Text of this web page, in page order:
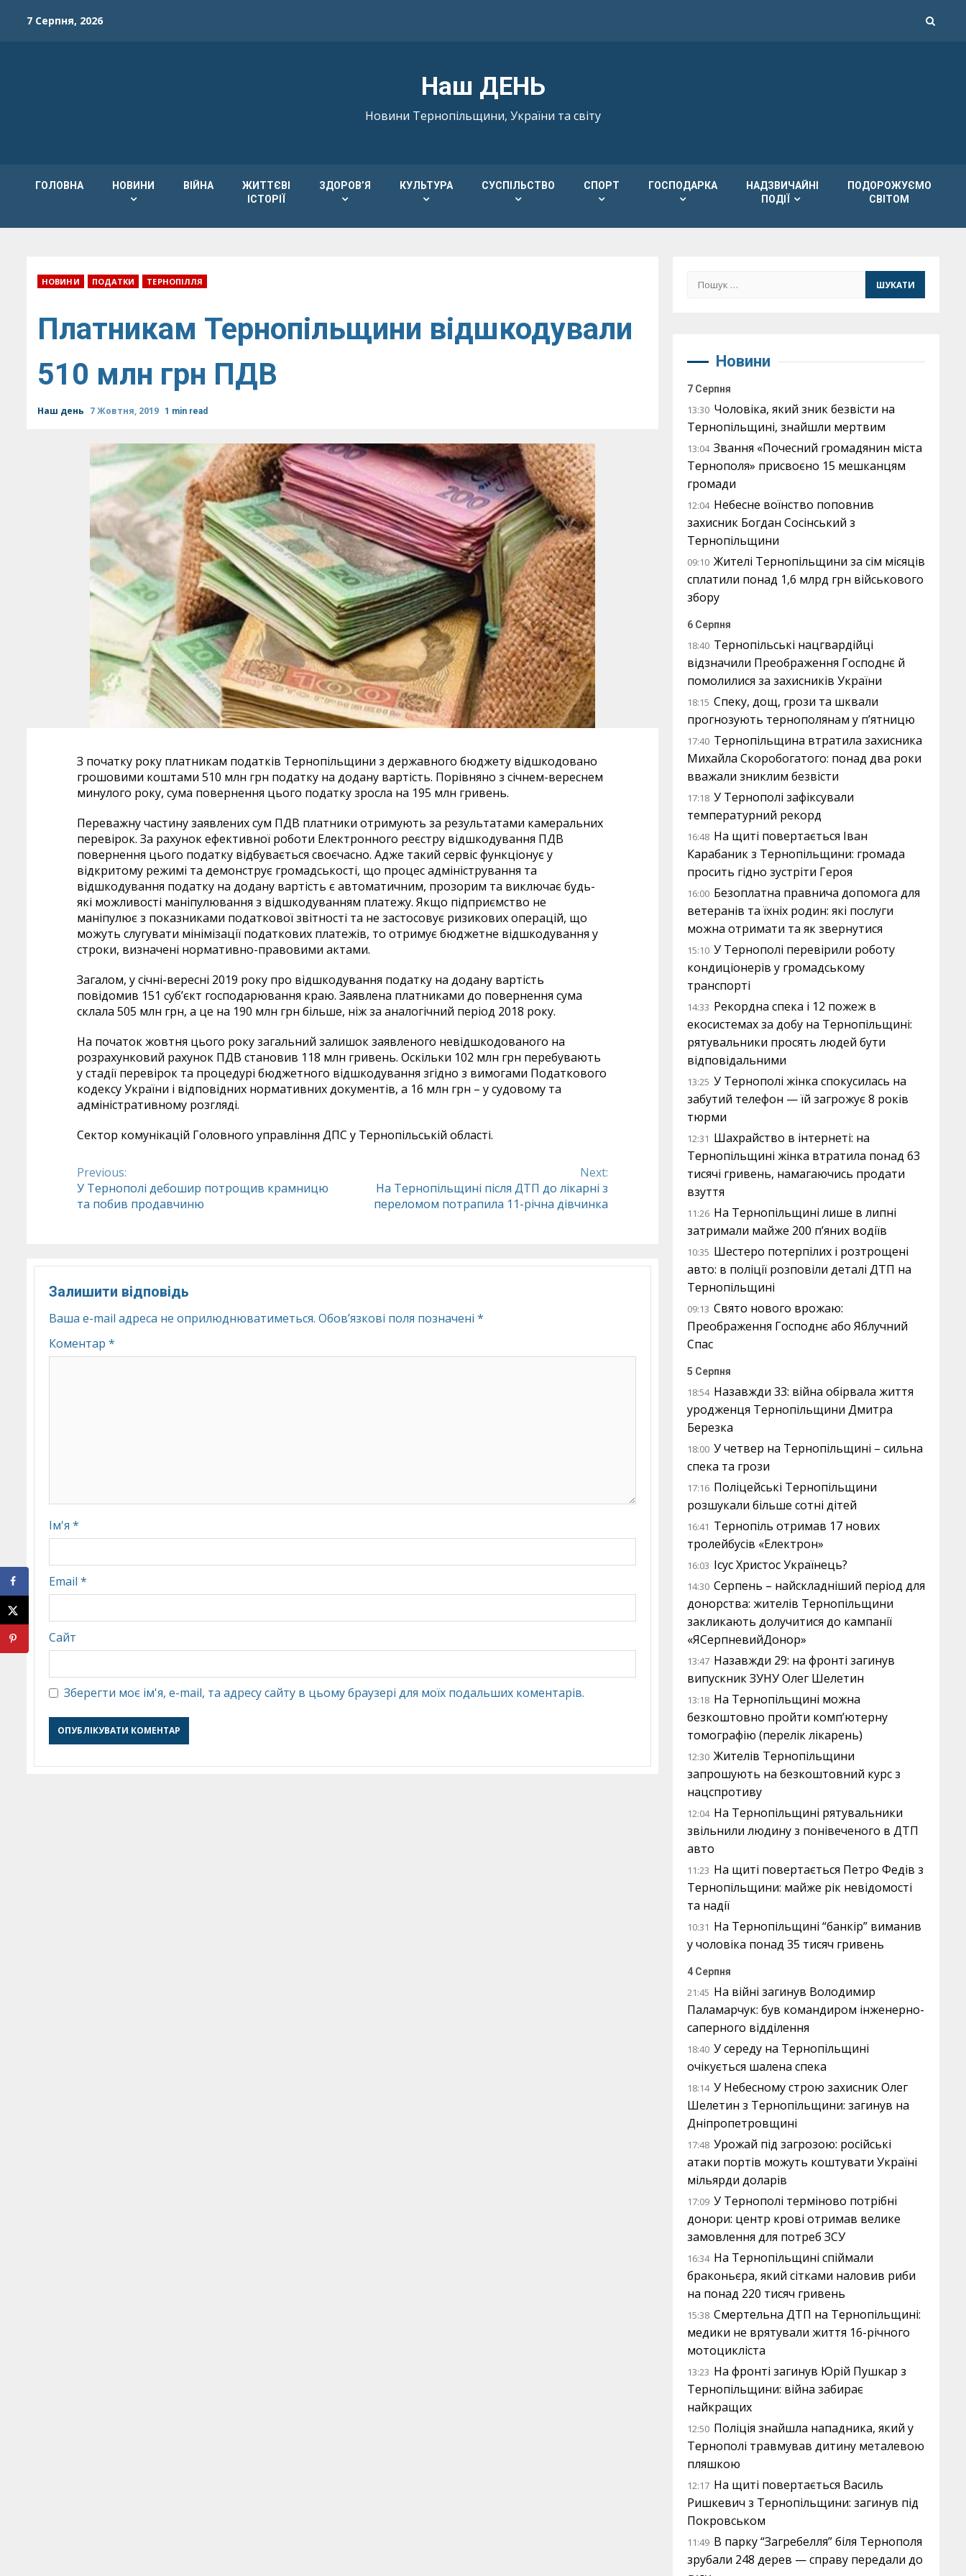
7 Серпня, 2026
Наш ДЕНЬ
Новини Тернопільщини, України та світу
ГОЛОВНА НОВИНИ ВІЙНА
ЖИТТЄВІ
ІСТОРІЇ
ЗДОРОВ’Я КУЛЬТУРА СУСПІЛЬСТВО СПОРТ ГОСПОДАРКА
НАДЗВИЧАЙНІ
ПОДІЇ
ПОДОРОЖУЄМО
СВІТОМ
НОВИНИ ПОДАТКИ ТЕРНОПІЛЛЯ
Платникам Тернопільщини відшкодували
510 млн грн ПДВ
Наш день 7 Жовтня, 2019 1 min read
З початку року платникам податків Тернопільщини з державного бюджету відшкодовано
грошовими коштами 510 млн грн податку на додану вартість. Порівняно з січнем-вереснем
минулого року, сума повернення цього податку зросла на 195 млн гривень.
Переважну частину заявлених сум ПДВ платники отримують за результатами камеральних
перевірок. За рахунок ефективної роботи Електронного реєстру відшкодування ПДВ
повернення цього податку відбувається своєчасно. Адже такий сервіс функціонує у
відкритому режимі та демонструє громадськості, що процес адміністрування та
відшкодування податку на додану вартість є автоматичним, прозорим та виключає будь-
які можливості маніпулювання з відшкодуванням платежу. Якщо підприємство не
маніпулює з показниками податкової звітності та не застосовує ризикових операцій, що
можуть слугувати мінімізації податкових платежів, то отримує бюджетне відшкодування у
строки, визначені нормативно-правовими актами.
Загалом, у січні-вересні 2019 року про відшкодування податку на додану вартість
повідомив 151 суб’єкт господарювання краю. Заявлена платниками до повернення сума
склала 505 млн грн, а це на 190 млн грн більше, ніж за аналогічний період 2018 року.
На початок жовтня цього року загальний залишок заявленого невідшкодованого на
розрахунковий рахунок ПДВ становив 118 млн гривень. Оскільки 102 млн грн перебувають
у стадії перевірок та процедурі бюджетного відшкодування згідно з вимогами Податкового
кодексу України і відповідних нормативних документів, а 16 млн грн – у судовому та
адміністративному розгляді.
Сектор комунікацій Головного управління ДПС у Тернопільській області.
Continue
Reading
Previous:
У Тернополі дебошир потрощив крамницю
та побив продавчиню
Next:
На Тернопільщині після ДТП до лікарні з
переломом потрапила 11-річна дівчинка
Залишити відповідь
Ваша e-mail адреса не оприлюднюватиметься. Обов’язкові поля позначені *
Коментар *
Ім'я *
Email *
Сайт
Зберегти моє ім'я, e-mail, та адресу сайту в цьому браузері для моїх подальших коментарів.
Пошук:
Новини
7 Серпня
13:30 Чоловіка, який зник безвісти на
Тернопільщині, знайшли мертвим
13:04 Звання «Почесний громадянин міста
Тернополя» присвоєно 15 мешканцям
громади
12:04 Небесне воїнство поповнив
захисник Богдан Сосінський з
Тернопільщини
09:10 Жителі Тернопільщини за сім місяців
сплатили понад 1,6 млрд грн військового
збору
6 Серпня
18:40 Тернопільські нацгвардійці
відзначили Преображення Господнє й
помолилися за захисників України
18:15 Спеку, дощ, грози та шквали
прогнозують тернополянам у п’ятницю
17:40 Тернопільщина втратила захисника
Михайла Скоробогатого: понад два роки
вважали зниклим безвісти
17:18 У Тернополі зафіксували
температурний рекорд
16:48 На щиті повертається Іван
Карабаник з Тернопільщини: громада
просить гідно зустріти Героя
16:00 Безоплатна правнича допомога для
ветеранів та їхніх родин: які послуги
можна отримати та як звернутися
15:10 У Тернополі перевірили роботу
кондиціонерів у громадському
транспорті
14:33 Рекордна спека і 12 пожеж в
екосистемах за добу на Тернопільщині:
рятувальники просять людей бути
відповідальними
13:25 У Тернополі жінка спокусилась на
забутий телефон — їй загрожує 8 років
тюрми
12:31 Шахрайство в інтернеті: на
Тернопільщині жінка втратила понад 63
тисячі гривень, намагаючись продати
взуття
11:26 На Тернопільщині лише в липні
затримали майже 200 п’яних водіїв
10:35 Шестеро потерпілих і розтрощені
авто: в поліції розповіли деталі ДТП на
Тернопільщині
09:13 Свято нового врожаю:
Преображення Господнє або Яблучний
Спас
5 Серпня
18:54 Назавжди 33: війна обірвала життя
уродженця Тернопільщини Дмитра
Березка
18:00 У четвер на Тернопільщині – сильна
спека та грози
17:16 Поліцейські Тернопільщини
розшукали більше сотні дітей
16:41 Тернопіль отримав 17 нових
тролейбусів «Електрон»
16:03 Ісус Христос Українець?
14:30 Серпень – найскладніший період для
донорства: жителів Тернопільщини
закликають долучитися до кампанії
«ЯСерпневийДонор»
13:47 Назавжди 29: на фронті загинув
випускник ЗУНУ Олег Шелетин
13:18 На Тернопільщині можна
безкоштовно пройти комп’ютерну
томографію (перелік лікарень)
12:30 Жителів Тернопільщини
запрошують на безкоштовний курс з
нацспротиву
12:04 На Тернопільщині рятувальники
звільнили людину з понівеченого в ДТП
авто
11:23 На щиті повертається Петро Федів з
Тернопільщини: майже рік невідомості
та надії
10:31 На Тернопільщині “банкір” виманив
у чоловіка понад 35 тисяч гривень
4 Серпня
21:45 На війні загинув Володимир
Паламарчук: був командиром інженерно-
саперного відділення
18:40 У середу на Тернопільщині
очікується шалена спека
18:14 У Небесному строю захисник Олег
Шелетин з Тернопільщини: загинув на
Дніпропетровщині
17:48 Урожай під загрозою: російські
атаки портів можуть коштувати Україні
мільярди доларів
17:09 У Тернополі терміново потрібні
донори: центр крові отримав велике
замовлення для потреб ЗСУ
16:34 На Тернопільщині спіймали
браконьєра, який сітками наловив риби
на понад 220 тисяч гривень
15:38 Смертельна ДТП на Тернопільщині:
медики не врятували життя 16-річного
мотоцикліста
13:23 На фронті загинув Юрій Пушкар з
Тернопільщини: війна забирає
найкращих
12:50 Поліція знайшла нападника, який у
Тернополі травмував дитину металевою
пляшкою
12:17 На щиті повертається Василь
Ришкевич з Тернопільщини: загинув під
Покровськом
11:49 В парку “Загребелля” біля Тернополя
зрубали 248 дерев — справу передали до